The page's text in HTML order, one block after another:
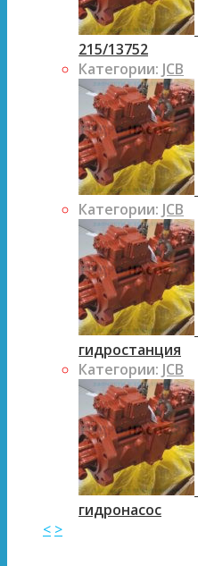
215/13752
Категории: JCB
Категории: JCB
гидростанция
Категории: JCB
гидронасос
< >